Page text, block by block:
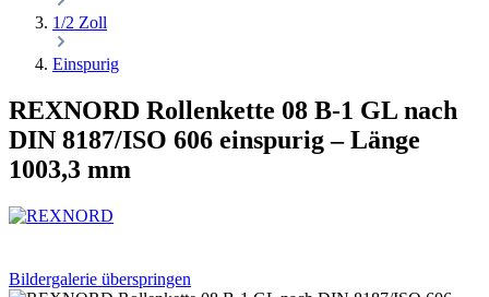
1/2 Zoll
Einspurig
REXNORD Rollenkette 08 B-1 GL nach
DIN 8187/ISO 606 einspurig – Länge
1003,3 mm
Bildergalerie überspringen